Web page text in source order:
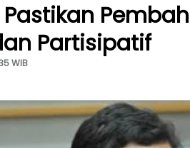
Pastikan
Partisipatif
WIB